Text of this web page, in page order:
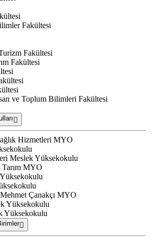
Fakültesi
Fakültesi
Fakültesi
ve Toplum Bilimleri Fakültesi
Hizmetleri MYO
Meslek Yüksekokulu
Tarım MYO
Çanakçı MYO
Yüksekokulu
Yüksekokulu